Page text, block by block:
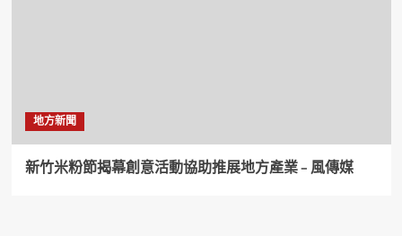
地方新聞
新竹米粉節揭幕創意活動協助推展地方產業 – 風傳媒